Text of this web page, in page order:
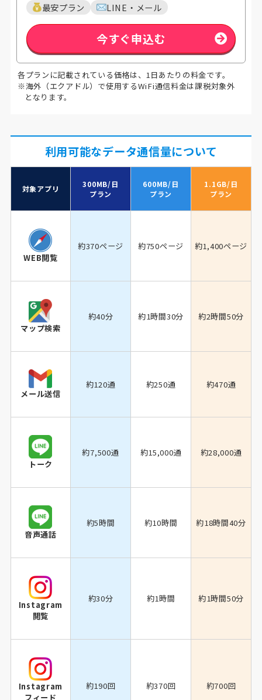
最安プラン LINE・メール
今すぐ申込む
各プランに記載されている価格は、1日あたりの料金です。
※海外（エクアドル）で使用するWiFi通信料金は課税対象外
となります。
利用可能なデータ通信量について
対象アプリ
300MB/日
プラン
600MB/日
プラン
1.1GB/日
プラン
WEB閲覧
約370ページ 約750ページ 約1,400ページ
マップ検索
約40分 約1時間30分 約2時間50分
メール送信
約120通 約250通 約470通
トーク
約7,500通 約15,000通 約28,000通
音声通話
約5時間 約10時間 約18時間40分
Instagram
閲覧
約30分 約1時間 約1時間50分
Instagram
フィード
約190回 約370回 約700回